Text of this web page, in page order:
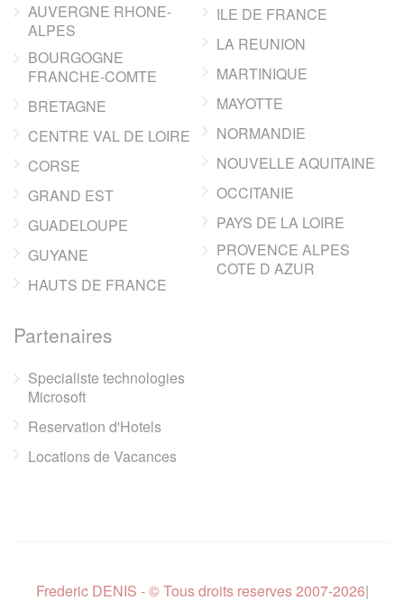
AUVERGNE RHONE-
ALPES
BOURGOGNE
FRANCHE-COMTE
BRETAGNE
CENTRE VAL DE LOIRE
CORSE
GRAND EST
GUADELOUPE
GUYANE
HAUTS DE FRANCE
ILE DE FRANCE
LA REUNION
MARTINIQUE
MAYOTTE
NORMANDIE
NOUVELLE AQUITAINE
OCCITANIE
PAYS DE LA LOIRE
PROVENCE ALPES
COTE D AZUR
Partenaires
Specialiste technologies
Microsoft
Reservation d'Hotels
Locations de Vacances
Frederic DENIS - © Tous droits reserves 2007-2026|